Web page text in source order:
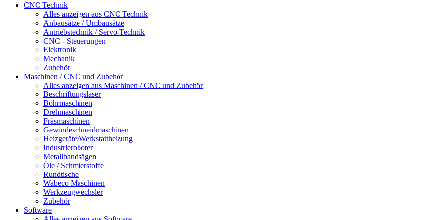
CNC Technik
Alles anzeigen aus CNC Technik
Anbausätze / Umbausätze
Antriebstechnik / Servo-Technik
CNC - Steuerungen
Elektronik
Mechanik
Zubehör
Maschinen / CNC und Zubehör
Alles anzeigen aus Maschinen / CNC und Zubehör
Beschriftungslaser
Bohrmaschinen
Drehmaschinen
Fräsmaschinen
Gewindeschneidmaschinen
Heizgeräte/Werkstattheizung
Industrieroboter
Metallbandsägen
Öle / Schmierstoffe
Rundtische
Wabeco Maschinen
Werkzeugwechsler
Zubehör
Software